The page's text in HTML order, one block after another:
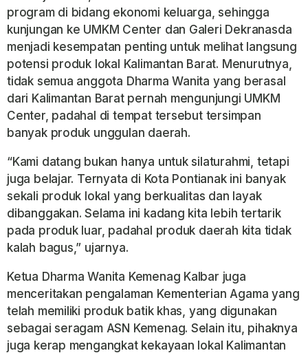
program di bidang ekonomi keluarga, sehingga
kunjungan ke UMKM Center dan Galeri Dekranasda
menjadi kesempatan penting untuk melihat langsung
potensi produk lokal Kalimantan Barat. Menurutnya,
tidak semua anggota Dharma Wanita yang berasal
dari Kalimantan Barat pernah mengunjungi UMKM
Center, padahal di tempat tersebut tersimpan
banyak produk unggulan daerah.
“Kami datang bukan hanya untuk silaturahmi, tetapi
juga belajar. Ternyata di Kota Pontianak ini banyak
sekali produk lokal yang berkualitas dan layak
dibanggakan. Selama ini kadang kita lebih tertarik
pada produk luar, padahal produk daerah kita tidak
kalah bagus,” ujarnya.
Ketua Dharma Wanita Kemenag Kalbar juga
menceritakan pengalaman Kementerian Agama yang
telah memiliki produk batik khas, yang digunakan
sebagai seragam ASN Kemenag. Selain itu, pihaknya
juga kerap mengangkat kekayaan lokal Kalimantan